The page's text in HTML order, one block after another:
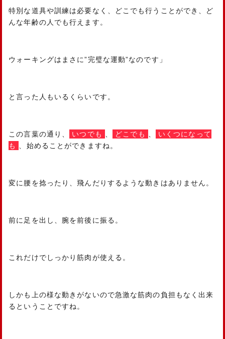
特別な道具や訓練は必要なく、どこでも行うことができ、ど
んな年齢の人でも行えます。
ウォーキングはまさに”完璧な運動”なのです」
と言った人もいるくらいです。
この言葉の通り、 いつでも 、 どこでも 、
いくつになって
も 、始めることができますね。
変に腰を捻ったり、飛んだりするような動きはありません。
前に足を出し、腕を前後に振る。
これだけでしっかり筋肉が使える。
しかも上の様な動きがないので急激な筋肉の負担もなく出来
るということですね。